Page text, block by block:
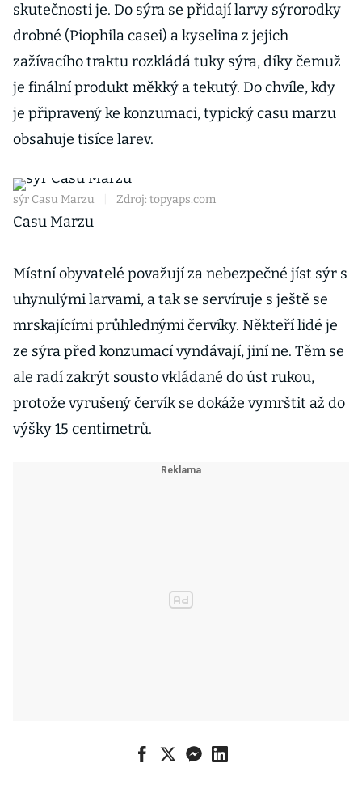
skutečnosti je. Do sýra se přidají larvy sýrorodky
drobné (Piophila casei) a kyselina z jejich
zažívacího traktu rozkládá tuky sýra, díky čemuž
je finální produkt měkký a tekutý. Do chvíle, kdy
je připravený ke konzumaci, typický casu marzu
obsahuje tisíce larev.
sýr Casu Marzu Zdroj: topyaps.com
Casu Marzu
Místní obyvatelé považují za nebezpečné jíst sýr s
uhynulými larvami, a tak se servíruje s ještě se
mrskajícími průhlednými červíky. Někteří lidé je
ze sýra před konzumací vyndávají, jiní ne. Těm se
ale radí zakrýt sousto vkládané do úst rukou,
protože vyrušený červík se dokáže vymrštit až do
výšky 15 centimetrů.